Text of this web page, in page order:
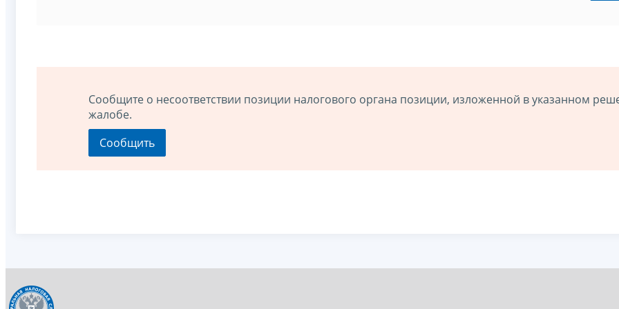
Сообщите о несоответствии позиции налогового органа позиции, изложенной в указанном
жалобе.